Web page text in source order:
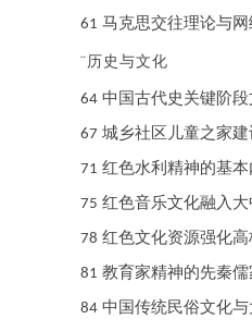
61 马克思交往理论与
¨ 历史与文化
64 中国古代史关键阶
67 城乡社区儿童之家
71 红色水利精神的基
75 红色音乐文化融入
78 红色文化资源强化
81 教育家精神的先秦
84 中国传统民俗文化